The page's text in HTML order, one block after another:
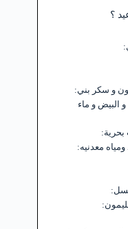
؟
و البيض و ماء